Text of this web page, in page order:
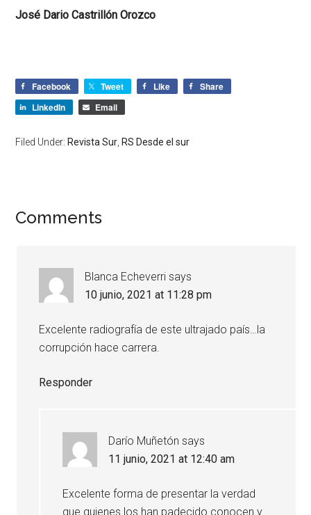
José Dario Castrillón Orozco
Facebook Tweet Like
Share
LinkedIn
Email
Filed Under: Revista Sur RS Desde el sur
Comments
Blanca Echeverri says
10 junio, 2021 at 11:28 pm
Excelente radiografía de este ultrajado país…la
corrupción hace carrera.
Responder
Darío Muñetón says
11 junio, 2021 at 12:40 am
Excelente forma de presentar la verdad
que quienes los han padecido conocen y